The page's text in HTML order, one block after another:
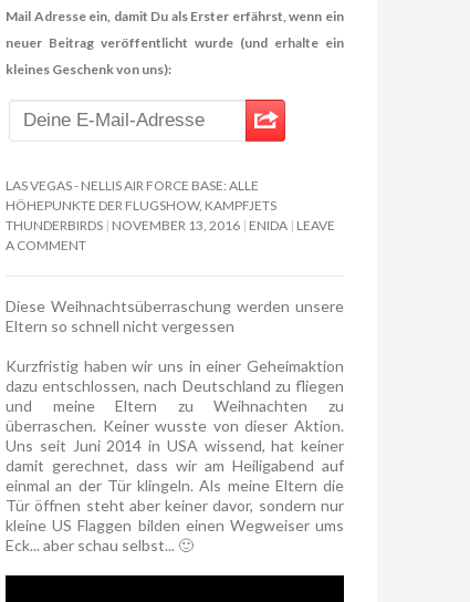
Mail Adresse ein, damit Du als Erster erfährst, wenn ein
neuer Beitrag veröffentlicht wurde (und erhalte ein
kleines Geschenk von uns):
LAS VEGAS - NELLIS AIR FORCE BASE: ALLE
HÖHEPUNKTE DER FLUGSHOW, KAMPFJETS
THUNDERBIRDS NOVEMBER 13, 2016 ENIDA LEAVE
A COMMENT
Diese Weihnachtsüberraschung werden unsere
Eltern so schnell nicht vergessen
Kurzfristig haben wir uns in einer Geheimaktion
dazu entschlossen, nach Deutschland zu fliegen
und meine Eltern zu Weihnachten zu
überraschen. Keiner wusste von dieser Aktion.
Uns seit Juni 2014 in USA wissend, hat keiner
damit gerechnet, dass wir am Heiligabend auf
einmal an der Tür klingeln. Als meine Eltern die
Tür öffnen steht aber keiner davor, sondern nur
kleine US Flaggen bilden einen Wegweiser ums
Eck... aber schau selbst... 🙂